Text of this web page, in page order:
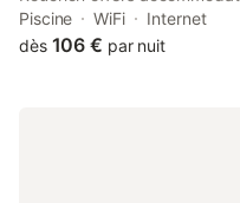
and a garden, around 35 km
Piscine WiFi
Internet
dès 106 € par nuit